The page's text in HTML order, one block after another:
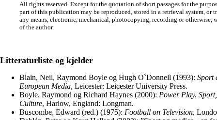
All rights reserved. Except for the quotation of short passages for the
part of this publication may be reproduced, stored in a retrieval system, or
any means, electronic, mechanical, photocopying, recording or otherwise,
of the author.
Litteraturliste og kjelder
Blain, Neil, Raymond Boyle og Hugh O`Donnell (1993): Sport
European Media, Leicester: Leicester University Press.
Boyle, Raymond og Richard Haynes (2000): Power Play.
Culture, Harlow, England: Longman.
Buscombe, Edward (red.) (1975): Football on Television,